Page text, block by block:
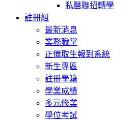
私醫聯招轉學
註冊組
最新消息
業務職掌
正備取生報到系統
新生專區
註冊學籍
學業成績
多元修業
學位考試